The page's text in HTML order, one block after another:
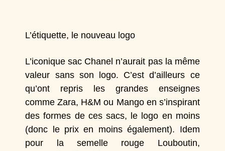
L’étiquette, le nouveau logo
L’iconique sac Chanel n’aurait pas la même
valeur sans son logo. C’est d’ailleurs ce
qu’ont repris les grandes enseignes
commeZara, H&M ou Mangoen s’inspirant
des formes de ces sacs, le logo en moins
(donc le prix en moins également). Idem
pour la semelle rouge Louboutin,